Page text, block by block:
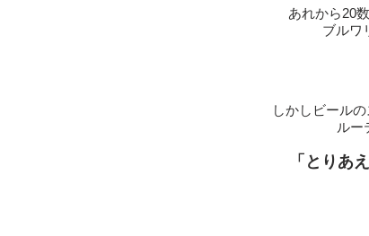
あれから20
ブルワ
しかしビール
ルー
「とりあ